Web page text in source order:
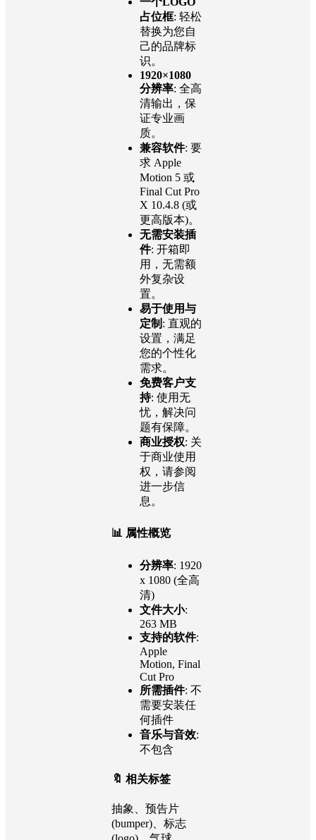
Motion 模板
🎯 核心特性
一个LOGO
占位框: 轻松
替换为您自
己的品牌标
识。
1920×1080
分辨率: 全高
清输出，保
证专业画
质。
兼容软件: 要
求 Apple
Motion 5 或
Final Cut Pro
X 10.4.8 (或
更高版本)。
无需安装插
件: 开箱即
用，无需额
外复杂设
置。
易于使用与
定制: 直观的
设置，满足
您的个性化
需求。
免费客户支
持 : 使用无
忧，解决问
题有保障。
于商业使用
进一步信
息。
📊 属性概览
分辨率: 1920
x 1080 (全高
清)
文件大小
263 MB
支持的软件
Apple
Motion, Final
Cut Pro
需要安装任
音乐与音效
不包含